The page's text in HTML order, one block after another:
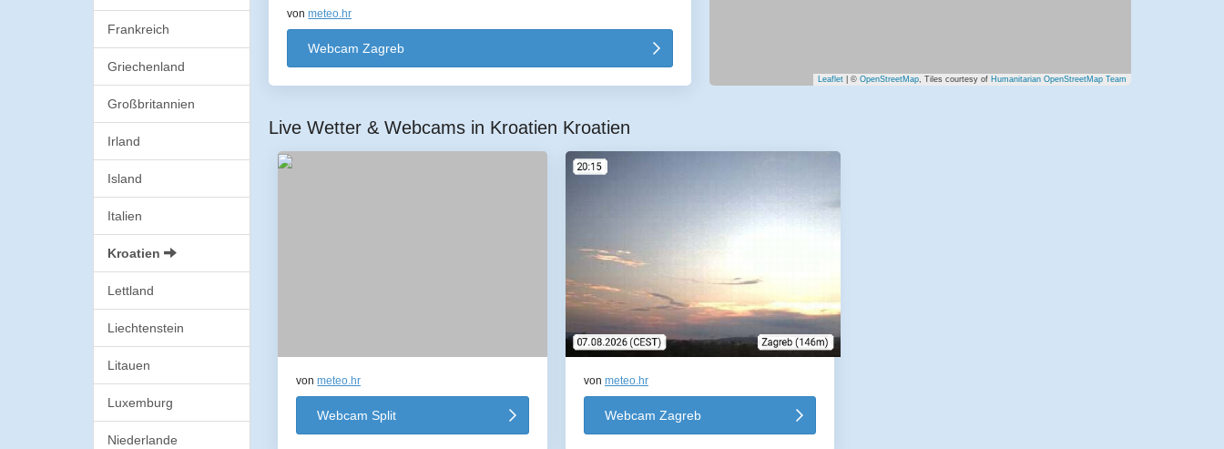
Frankreich
Griechenland
Großbritannien
Irland
Island
Italien
Kroatien
Lettland
Liechtenstein
Litauen
Luxemburg
Niederlande
vonmeteo.hr
Webcam Zagreb
Leaflet| © OpenStreetMap, Tiles courtesy of Humanitarian OpenStreetMap Team
Live Wetter & Webcams in Kroatien Kroatien
vonmeteo.hr
Webcam Split
von meteo.hr
Webcam Zagreb